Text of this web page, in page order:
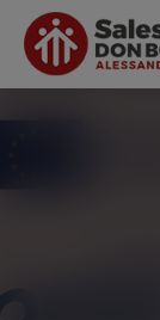
Salta
contenuto